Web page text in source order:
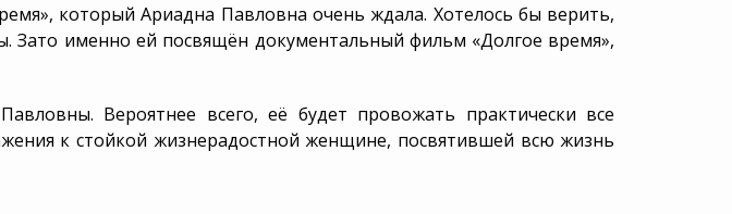
который Ариадна Павловна очень ждала. Хотелось бы верить,
именно ей посвящён документальный фильм «Долгое время»,
Вероятнее всего, её будет провожать практически все
к стойкой жизнерадостной женщине, посвятившей всю жизнь